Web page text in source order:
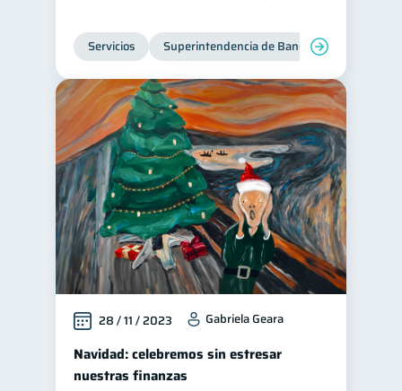
Servicios Superintendencia de Bancos
28 / 11 / 2023 Gabriela Geara
Navidad: celebremos sin estresar
nuestras finanzas